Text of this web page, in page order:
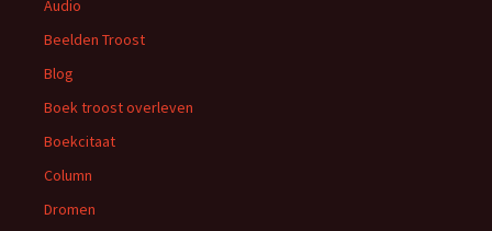
Audio
Beelden Troost
Blog
Boek troost overleven
Boekcitaat
Column
Dromen